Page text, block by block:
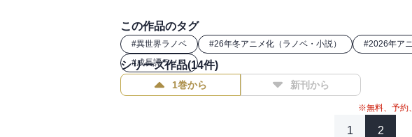
それぞれのチームが独自に行動し、問題解決を目指して奮闘して
パーティー分割で同時攻略！
最効率で国を救え！！
この作品のタグ
#異世界ラノベ #26年冬アニメ化（ラノベ・小説） #2026年ア
#成長譚ラノベ
シリーズ作品(14件)
1巻から 新刊から
※無料、予約
1 2